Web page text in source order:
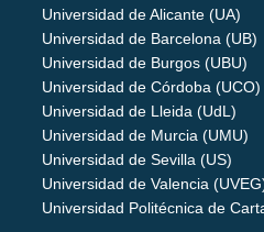
Universidad de Alicante (UA)
Universidad de Barcelona (UB)
Universidad de Burgos (UBU)
Universidad de Córdoba (UCO)
Universidad de Lleida (UdL)
Universidad de Murcia (UMU)
Universidad de Sevilla (US)
Universidad de Valencia
Universidad Politécnica de